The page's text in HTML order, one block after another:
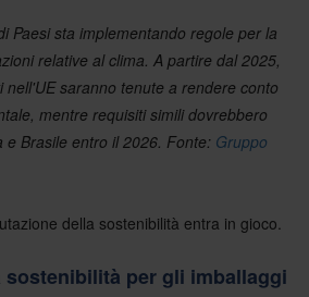
Paesi sta implementando regole per la
relative al clima. A partire dal 2025,
nell'UE saranno tenute a rendere conto
mentre requisiti simili dovrebbero
e Brasile entro il 2026. Fonte: Gruppo
della sostenibilità entra in gioco.
sostenibilità per gli imballaggi